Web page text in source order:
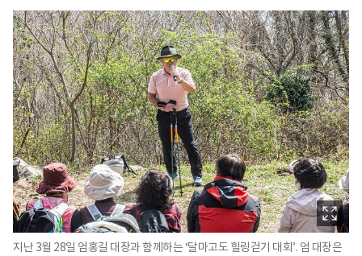
지난 3월 28일 엄홍길 대장과 함께하는 ‘달마고도 힐링걷기 대회’. 엄 대장은